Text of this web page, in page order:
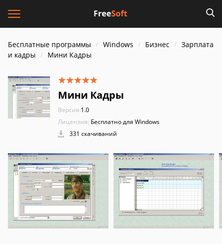
Бесплатные программы Windows Бизнес
Зарплата
и кадры
Мини Кадры
Мини Кадры
Версия:1.0
Лицензия: Бесплатно для Windows
331 скачиваний